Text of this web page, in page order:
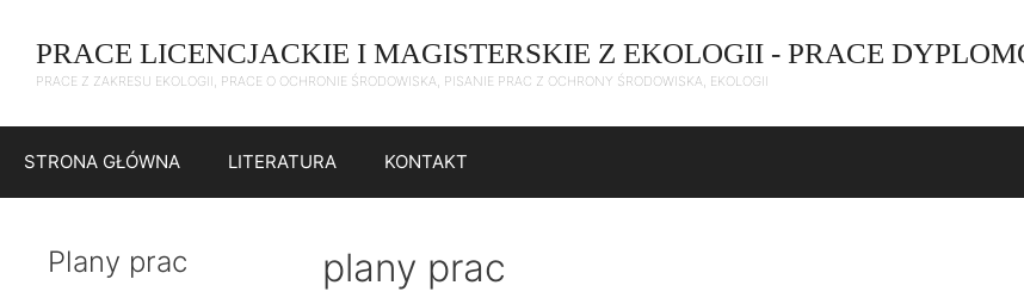
treści
PRACE LICENCJACKIE I MAGISTERSKIE Z EKOLOGII - PRACE
PRACE Z ZAKRESU EKOLOGII, PRACE O OCHRONIE ŚRODOWISKA, PISANIE PRAC Z OCHRONY ŚRODOWISKA, EKOLOGII
STRONA GŁÓWNA LITERATURA KONTAKT
plany prac
Plany prac